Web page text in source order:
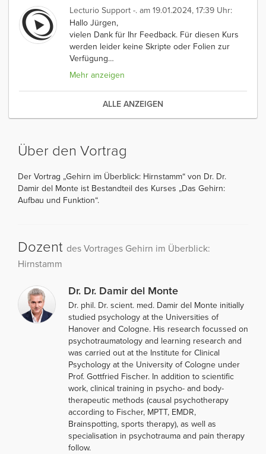
Lecturio Support -. am 19.01.2024, 17:39 Uhr:
Hallo Jürgen,
vielen Dank für Ihr Feedback. Für diesen Kurs
werden leider keine Skripte oder Folien zur
Verfügung…
Mehr anzeigen
ALLE ANZEIGEN
Über den Vortrag
Der Vortrag „Gehirn im Überblick: Hirnstamm“ von Dr. Dr.
Damir del Monte ist Bestandteil des Kurses „Das Gehirn:
Aufbau und Funktion“.
Dozent des Vortrages Gehirn im Überblick:
Hirnstamm
Dr. Dr. Damir del Monte
Dr. phil. Dr. scient. med. Damir del Monte initially
studied psychology at the Universities of
Hanover and Cologne. His research focussed on
psychotraumatology and learning research and
was carried out at the Institute for Clinical
Psychology at the University of Cologne under
Prof. Gottfried Fischer. In addition to scientific
work, clinical training in psycho- and body-
therapeutic methods (causal psychotherapy
according to Fischer, MPTT, EMDR,
Brainspotting, sports therapy), as well as
specialisation in psychotrauma and pain therapy
follow.